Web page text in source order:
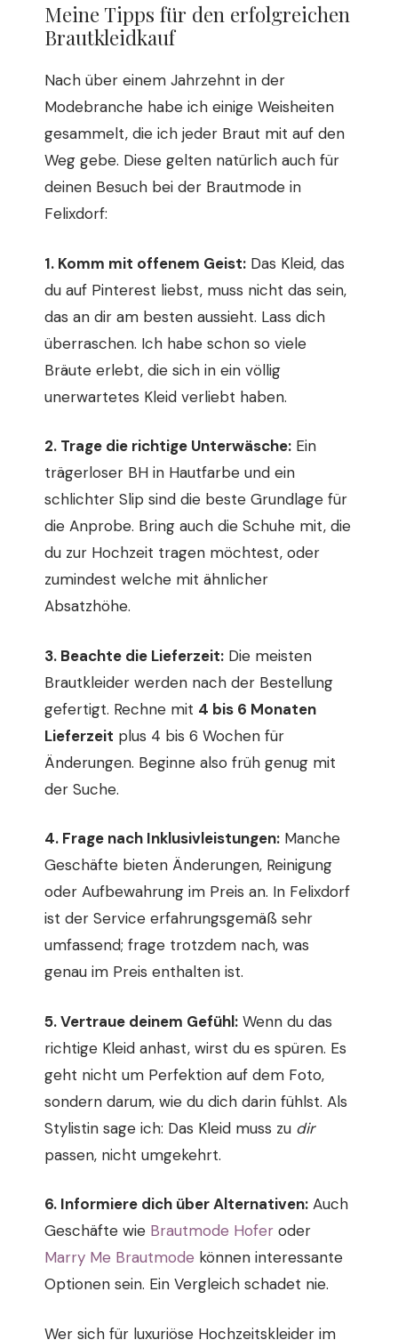
Meine Tipps für den erfolgreichen
Brautkleidkauf
Nach über einem Jahrzehnt in der
Modebranche habe ich einige Weisheiten
gesammelt, die ich jeder Braut mit auf den
Weg gebe. Diese gelten natürlich auch für
deinen Besuch bei der Brautmode in
Felixdorf:
1. Komm mit offenem Geist: Das Kleid, das
du auf Pinterest liebst, muss nicht das sein,
das an dir am besten aussieht. Lass dich
überraschen. Ich habe schon so viele
Bräute erlebt, die sich in ein völlig
unerwartetes Kleid verliebt haben.
2. Trage die richtige Unterwäsche: Ein
trägerloser BH in Hautfarbe und ein
schlichter Slip sind die beste Grundlage für
die Anprobe. Bring auch die Schuhe mit, die
du zur Hochzeit tragen möchtest, oder
zumindest welche mit ähnlicher
Absatzhöhe.
3. Beachte die Lieferzeit: Die meisten
Brautkleider werden nach der Bestellung
gefertigt. Rechne mit 4 bis 6 Monaten
Lieferzeit plus 4 bis 6 Wochen für
Änderungen. Beginne also früh genug mit
der Suche.
4. Frage nach Inklusivleistungen: Manche
Geschäfte bieten Änderungen, Reinigung
oder Aufbewahrung im Preis an. In Felixdorf
ist der Service erfahrungsgemäß sehr
umfassend; frage trotzdem nach, was
genau im Preis enthalten ist.
5. Vertraue deinem Gefühl: Wenn du das
richtige Kleid anhast, wirst du es spüren. Es
geht nicht um Perfektion auf dem Foto,
sondern darum, wie du dich darin fühlst. Als
Stylistin sage ich: Das Kleid muss zu dir
passen, nicht umgekehrt.
6. Informiere dich über Alternativen: Auch
Geschäfte wie Brautmode Hofer oder
Marry Me Brautmode können interessante
Optionen sein. Ein Vergleich schadet nie.
Wer sich für luxuriöse Hochzeitskleider im